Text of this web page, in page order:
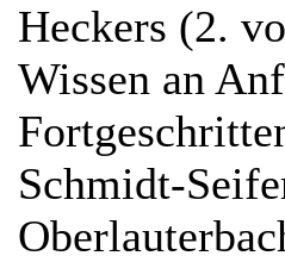
Heckers (2.
Wissen an
Schmidt-